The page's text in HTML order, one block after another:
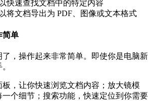
快速查找文档中的特定内容
将文档导出为 PDF、图像或文本格式
简单
了，操作起来非常简单。即使你是电脑新
，让你快速浏览文档内容；放大镜模
个细节；搜索功能，快速定位到你需要